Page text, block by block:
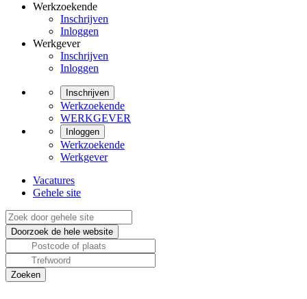
Werkzoekende
Inschrijven
Inloggen
Werkgever
Inschrijven
Inloggen
Inschrijven
Werkzoekende
WERKGEVER
Inloggen
Werkzoekende
Werkgever
Vacatures
Gehele site